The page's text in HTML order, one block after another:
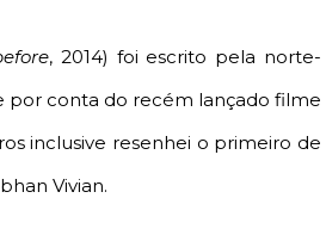
, 2014) foi escrito pela norte-
por conta do recém lançado filme
inclusive resenhei o primeiro de
Vivian.